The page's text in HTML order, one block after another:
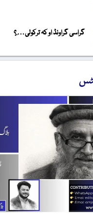
گراسی گراونڈ او کہ ترکولی….؟